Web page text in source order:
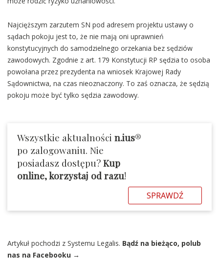
Najcięższym zarzutem SN pod adresem projektu ustawy o
sądach pokoju jest to, że nie mają oni uprawnień
konstytucyjnych do samodzielnego orzekania bez sędziów
zawodowych. Zgodnie z art. 179 Konstytucji RP sędzia to osoba
powołana przez prezydenta na wniosek Krajowej Rady
Sądownictwa, na czas nieoznaczony. To zaś oznacza, że sędzią
pokoju może być tylko sędzia zawodowy.
Wszystkie aktualności n.ius®
po zalogowaniu. Nie
posiadasz dostępu?Kup
online, korzystaj od razu!
SPRAWDŹ
Artykuł pochodzi z Systemu Legalis. Bądź na bieżąco, polub
nas na Facebooku →